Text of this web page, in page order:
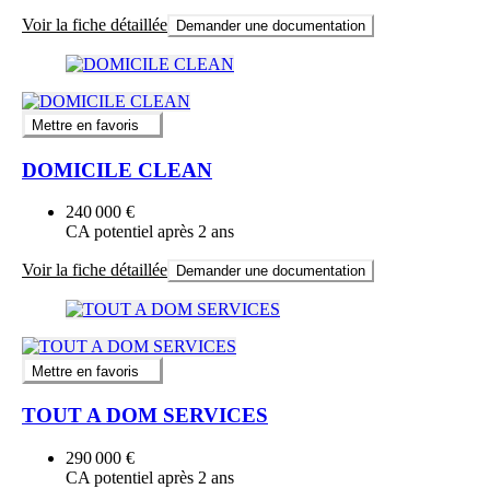
Voir la fiche détaillée Demander une documentation
Mettre en favoris
DOMICILE CLEAN
240 000 €
CA potentiel après 2 ans
Voir la fiche détaillée Demander une documentation
Mettre en favoris
TOUT A DOM SERVICES
290 000 €
CA potentiel après 2 ans